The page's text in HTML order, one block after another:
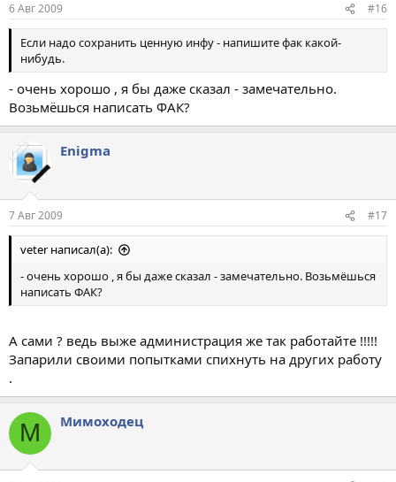
6 Авг 2009 #16
Если надо сохранить ценную инфу - напишите фак какой-
нибудь.
- очень хорошо , я бы даже сказал - замечательно.
Возьмёшься написать ФАК?
Enigma
7 Авг 2009 #17
veter написал(а):
- очень хорошо , я бы даже сказал - замечательно. Возьмёшься
написать ФАК?
А сами ? ведь выже администрация же так работайте !!!!!
Запарили своими попытками спихнуть на других работу
.
М Мимоходец